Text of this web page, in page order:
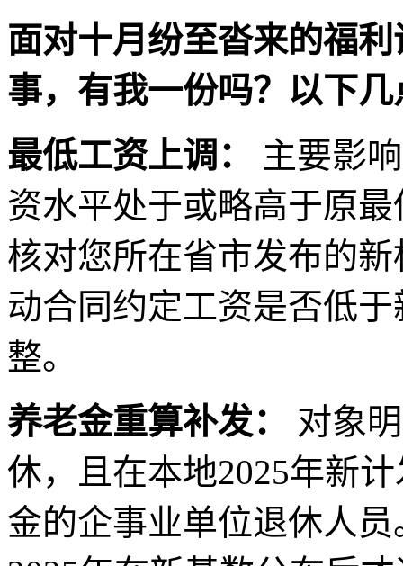
面对十月纷至沓来的福
事，有我一份吗？以下
最低工资上调：
主要影
资水平处于或略高于原
核对您所在省市发布的
动合同约定工资是否低
整。
养老金重算补发：
对象
休，且在本地2025年新
金的企事业单位退休人